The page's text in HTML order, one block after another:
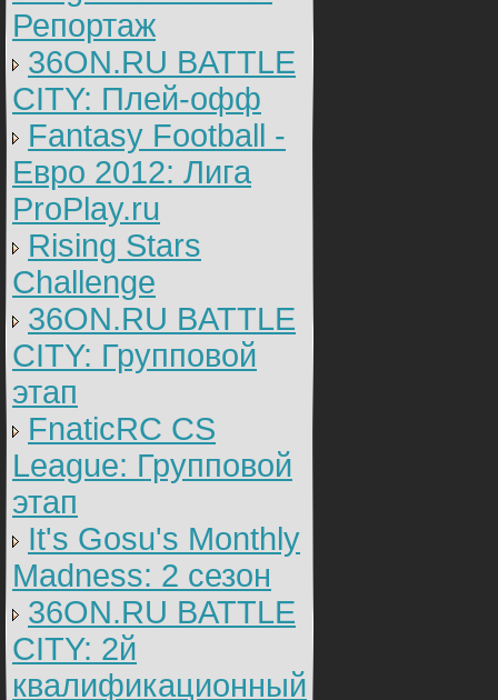
Репортаж
36ON.RU BATTLE
CITY: Плей-офф
Fantasy Football -
Евро 2012: Лига
ProPlay.ru
Rising Stars
Challenge
36ON.RU BATTLE
CITY: Групповой
этап
FnaticRC CS
League: Групповой
этап
It's Gosu's Monthly
Madness: 2 сезон
36ON.RU BATTLE
CITY: 2й
квалификационный